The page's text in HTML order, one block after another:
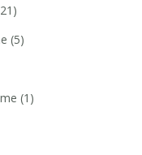
(5)
(1)